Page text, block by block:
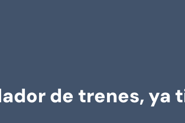
de trenes, ya